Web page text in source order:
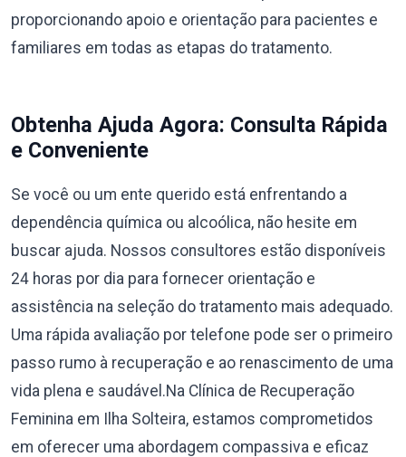
proporcionando apoio e orientação para pacientes e
familiares em todas as etapas do tratamento.
Obtenha Ajuda Agora: Consulta Rápida
e Conveniente
Se você ou um ente querido está enfrentando a
dependência química ou alcoólica, não hesite em
buscar ajuda. Nossos consultores estão disponíveis
24 horas por dia para fornecer orientação e
assistência na seleção do tratamento mais adequado.
Uma rápida avaliação por telefone pode ser o primeiro
passo rumo à recuperação e ao renascimento de uma
vida plena e saudável.Na Clínica de Recuperação
Feminina em Ilha Solteira, estamos comprometidos
em oferecer uma abordagem compassiva e eficaz